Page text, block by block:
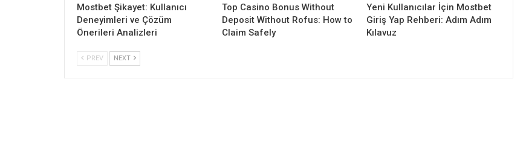
Mostbet Şikayet: Kullanıcı
Deneyimleri ve Çözüm
Önerileri Analizleri
Top Casino Bonus Without
Deposit Without Rofus: How to
Claim Safely
Yeni Kullanıcılar İçin Mostbet
Giriş Yap Rehberi: Adım Adım
Kılavuz
PREV NEXT